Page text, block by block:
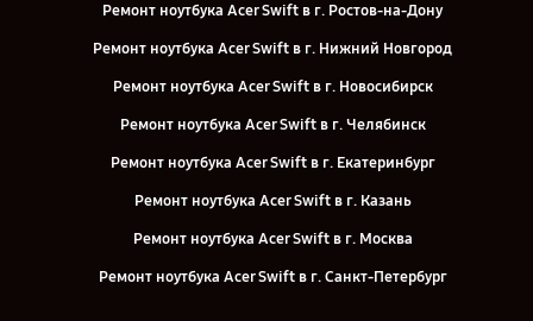
Ремонт ноутбука Acer Swift в г. Ростов-на-Дону
Ремонт ноутбука Acer Swift в г. Нижний Новгород
Ремонт ноутбука Acer Swift в г. Новосибирск
Ремонт ноутбука Acer Swift в г. Челябинск
Ремонт ноутбука Acer Swift в г. Екатеринбург
Ремонт ноутбука Acer Swift в г. Казань
Ремонт ноутбука Acer Swift в г. Москва
Ремонт ноутбука Acer Swift в г. Санкт-Петербург